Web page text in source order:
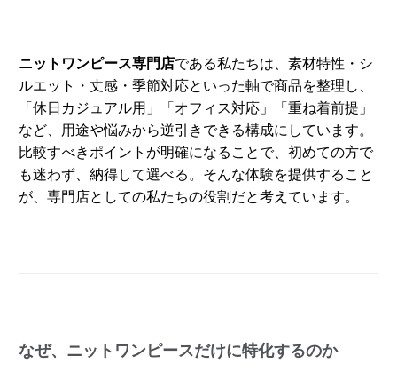
ニットワンピース専門店である私たちは、素材特性・シ
ルエット・丈感・季節対応といった軸で商品を整理し、
「休日カジュアル用」「オフィス対応」「重ね着前提」
など、用途や悩みから逆引きできる構成にしています。
比較すべきポイントが明確になることで、初めての方で
も迷わず、納得して選べる。そんな体験を提供すること
が、専門店としての私たちの役割だと考えています。
なぜ、ニットワンピースだけに特化するのか